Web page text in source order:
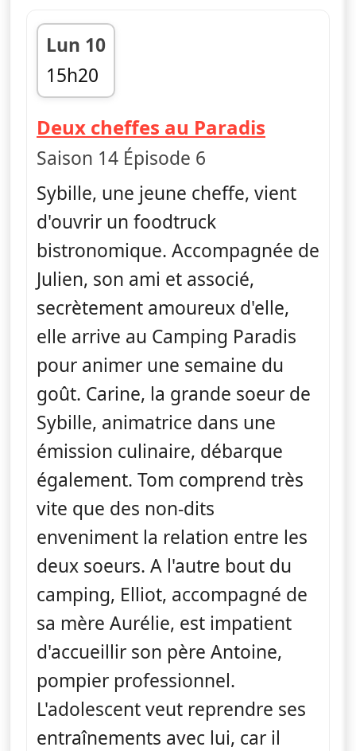
Lun 10
15h20
fin 16h20
Deux cheffes au Paradis
Saison 14 Épisode 6
Sybille, une jeune cheffe, vient
d'ouvrir un foodtruck
bistronomique. Accompagnée de
Julien, son ami et associé,
secrètement amoureux d'elle,
elle arrive au Camping Paradis
pour animer une semaine du
goût. Carine, la grande soeur de
Sybille, animatrice dans une
émission culinaire, débarque
également. Tom comprend très
vite que des non-dits
enveniment la relation entre les
deux soeurs. A l'autre bout du
camping, Elliot, accompagné de
sa mère Aurélie, est impatient
d'accueillir son père Antoine,
pompier professionnel.
L'adolescent veut reprendre ses
entraînements avec lui, car il